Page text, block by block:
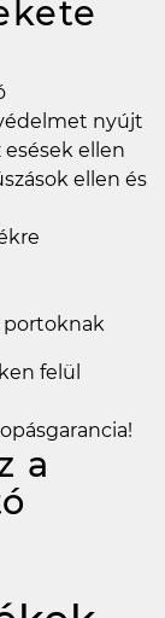
nyújt
ellen
ellen és
portoknak
felül
a